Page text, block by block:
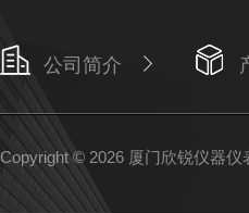
公司简介
Copyright © 2026 厦门欣锐仪器